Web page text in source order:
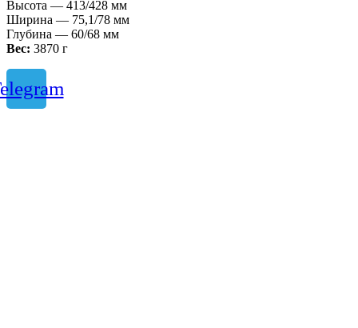
Высота — 413/428 мм
Ширина — 75,1/78 мм
Глубина — 60/68 мм
Вес: 3870 г